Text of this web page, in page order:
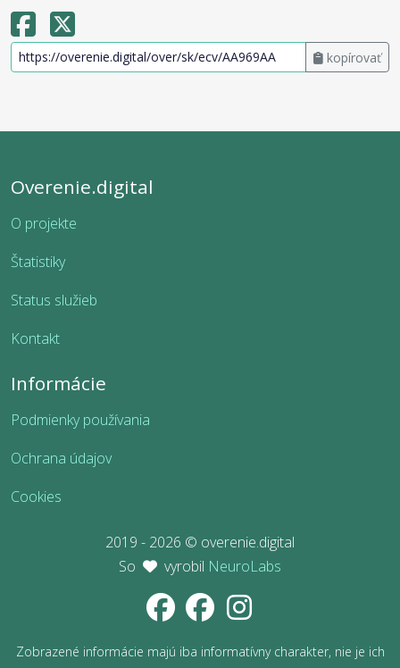
kopírovať
Overenie.digital
O projekte
Štatistiky
Status služieb
Kontakt
Informácie
Podmienky používania
Ochrana údajov
Cookies
2019 - 2026 © overenie.digital
So
vyrobil NeuroLabs
Zobrazené informácie majú iba informatívny charakter, nie je ich